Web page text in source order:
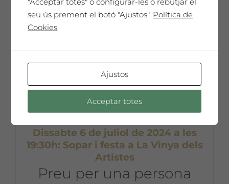
Dissabte 6 de juliol de 2024 a les
19:30h: Sopar i festa a La Vinya dels
Artistes
Preu per una persona
seu ús prement el botó "Ajustos". Política de
Cookies
Ajustos
Acceptar totes